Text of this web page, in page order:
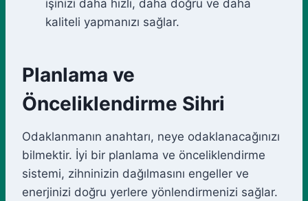
işinizi daha hızlı, daha doğru ve daha
kaliteli yapmanızı sağlar.
Planlama ve
Önceliklendirme Sihri
Odaklanmanın anahtarı, neye odaklanacağınızı
bilmektir. İyi bir planlama ve önceliklendirme
sistemi, zihninizin dağılmasını engeller ve
enerjinizi doğru yerlere yönlendirmenizi sağlar.